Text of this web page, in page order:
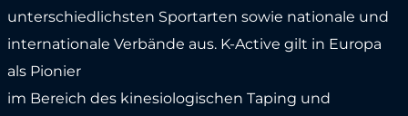
unterschiedlichsten Sportarten sowie nationale und
internationale Verbände aus. K-Active gilt in Europa
als Pionier
im Bereich des kinesiologischen Taping und